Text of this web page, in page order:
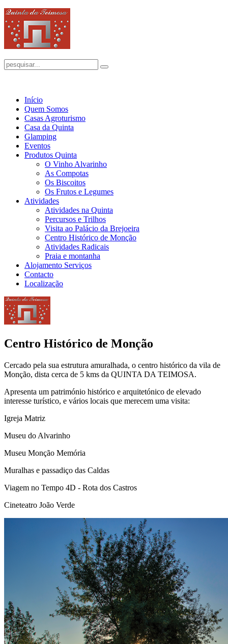
Início
Quem Somos
Casas Agroturismo
Casa da Quinta
Glamping
Eventos
Produtos Quinta
O Vinho Alvarinho
As Compotas
Os Biscoitos
Os Frutos e Legumes
Atividades
Atividades na Quinta
Percursos e Trilhos
Visita ao Palácio da Brejoeira
Centro Histórico de Monção
Atividades Radicais
Praia e montanha
Alojamento Serviços
Contacto
Localização
Centro Histórico de Monção
Cercado pela sua estrutura amuralhada, o centro histórico da vila de
Monção, dista cerca de 5 kms da QUINTA DA TEIMOSA.
Apresenta um património histórico e arquitetónico de elevado
interesse turístico, e vários locais que merecem uma visita:
Igreja Matriz
Museu do Alvarinho
Museu Monção Memória
Muralhas e passadiço das Caldas
Viagem no Tempo 4D - Rota dos Castros
Cineteatro João Verde